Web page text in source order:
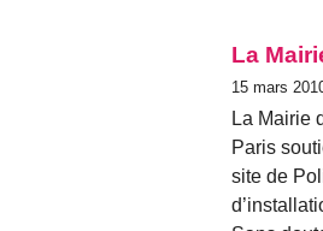
La
15 mars
La Mairie
Paris
site de